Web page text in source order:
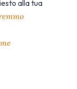
alla tua